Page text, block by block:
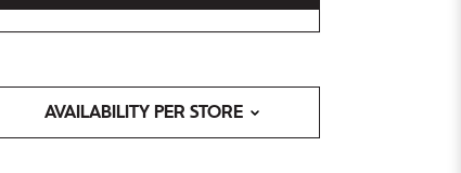
AVAILABILITY PER STORE